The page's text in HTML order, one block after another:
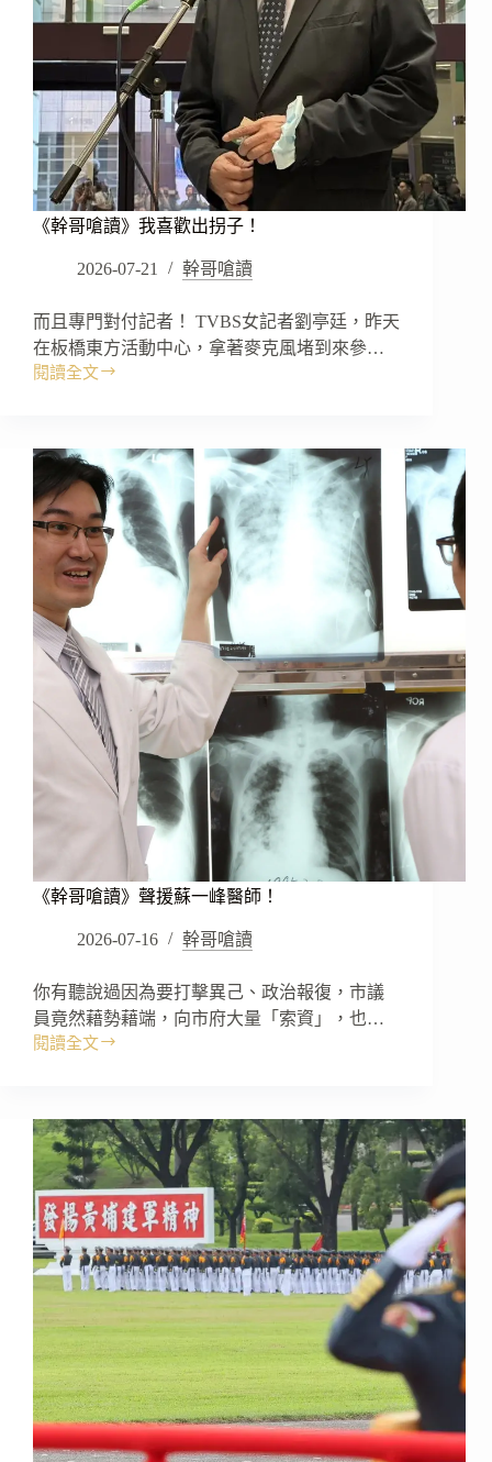
《幹哥嗆讀》我喜歡出拐子！
2026-07-21 幹哥嗆讀
而且專門對付記者！ TVBS女記者劉亭廷，昨天
在板橋東方活動中心，拿著麥克風堵到來參…
閱讀全文
《幹
讀》
喜
歡
子！
《幹哥嗆讀》聲援蘇一峰醫師！
2026-07-16 幹哥嗆讀
你有聽說過因為要打擊異己、政治報復，市議
員竟然藉勢藉端，向市府大量「索資」，也…
閱讀全文
《幹
讀》
援
蘇
一
峰
醫
師！